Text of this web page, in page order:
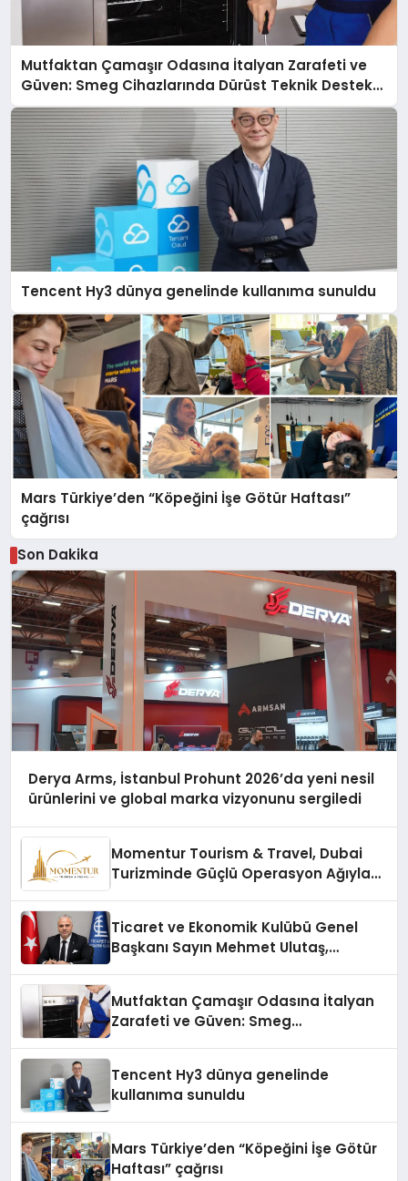
Mutfaktan Çamaşır Odasına İtalyan Zarafeti ve
Güven: Smeg Cihazlarında Dürüst Teknik Destek
Deneyimi
Tencent Hy3 dünya genelinde kullanıma sunuldu
Mars Türkiye’den “Köpeğini İşe Götür Haftası”
çağrısı
Son Dakika
Derya Arms, İstanbul Prohunt 2026’da yeni nesil
ürünlerini ve global marka vizyonunu sergiledi
Momentur Tourism & Travel, Dubai
Turizminde Güçlü Operasyon Ağıyla
Ticaret ve Ekonomik Kulübü Genel
Başkanı Sayın Mehmet Ulutaş,
Mutfaktan Çamaşır Odasına İtalyan
Zarafeti ve Güven: Smeg
Tencent Hy3 dünya genelinde
kullanıma sunuldu
Mars Türkiye’den “Köpeğini İşe Götür
Haftası” çağrısı